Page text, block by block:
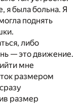
я была больна. Я
поднять
либо
— это движение.
мне
размером
размер